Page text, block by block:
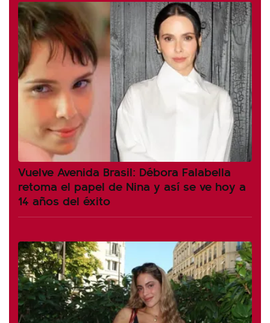
Vuelve Avenida Brasil: Débora Falabella
retoma el papel de Nina y así se ve hoy a
14 años del éxito